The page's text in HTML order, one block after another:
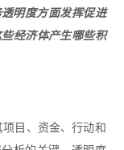
明度方面发挥促进
经济体产生哪些积
项目、资金、行动和